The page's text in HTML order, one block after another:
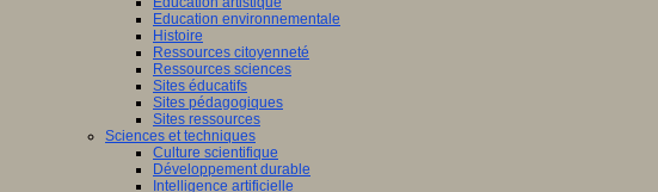
Education environnementale
Histoire
Ressources citoyenneté
Ressources sciences
Sites éducatifs
Sites pédagogiques
Sites ressources
Sciences et techniques
Culture scientifique
Développement durable
Intelligence artificielle